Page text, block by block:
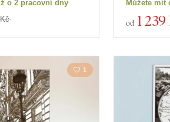
o 2 pracovní dny Můžete mít
od 1
1